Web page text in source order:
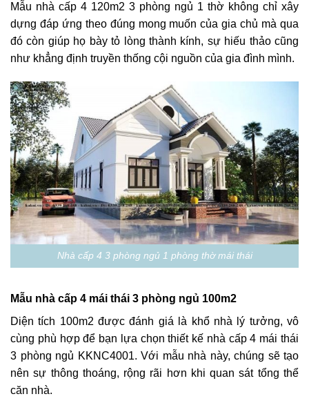
Mẫu nhà cấp 4 120m2 3 phòng ngủ 1 thờ không chỉ xây
dựng đáp ứng theo đúng mong muốn của gia chủ mà qua
đó còn giúp họ bày tỏ lòng thành kính, sự hiếu thảo cũng
như khẳng định truyền thống cội nguồn của gia đình mình.
Nhà cấp 4 3 phòng ngủ 1 phòng thờ mái thái
Mẫu nhà cấp 4 mái thái 3 phòng ngủ 100m2
Diện tích 100m2 được đánh giá là khổ nhà lý tưởng, vô
cùng phù hợp để bạn lựa chọn thiết kế nhà cấp 4 mái thái
3 phòng ngủ KKNC4001. Với mẫu nhà này, chúng sẽ tạo
nên sự thông thoáng, rộng rãi hơn khi quan sát tổng thể
căn nhà.